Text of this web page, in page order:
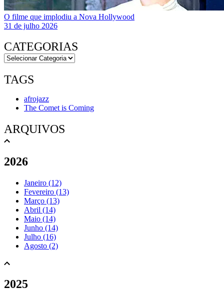
O filme que implodiu a Nova Hollywood
31 de julho 2026
CATEGORIAS
TAGS
afrojazz
The Comet is Coming
ARQUIVOS
2026
Janeiro (12)
Fevereiro (13)
Março (13)
Abril (14)
Maio (14)
Junho (14)
Julho (16)
Agosto (2)
2025